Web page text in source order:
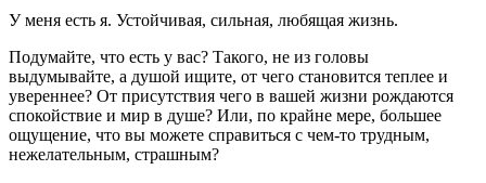
У меня есть я. Устойчивая, сильная, любящая жизнь.
Подумайте, что есть у вас? Такого, не из головы
выдумывайте, а душой ищите, от чего становится теплее и
увереннее? От присутствия чего в вашей жизни рождаются
спокойствие и мир в душе? Или, по крайне мере, большее
ощущение, что вы можете справиться с чем-то трудным,
нежелательным, страшным?